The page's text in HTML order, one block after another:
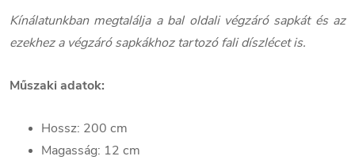
Kínálatunkban megtalálja a bal oldali végzáró sapkát és az
ezekhez a végzáró sapkákhoz tartozó fali díszlécet is.
Műszaki adatok:
Hossz: 200 cm
Magasság: 12 cm